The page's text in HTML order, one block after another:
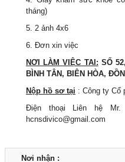
tháng)
5. 2 ảnh 4x6
6. Đơn xin việc
NƠI LÀM VIỆC TAI: SỐ
BÌNH TÂN, BIÊN HÒA,
Nộp hồ sơ tại : Công ty Cổ
Điện thoại Liên hệ Mr.
hcnsdivico@gmail.com
Nơi nhận :